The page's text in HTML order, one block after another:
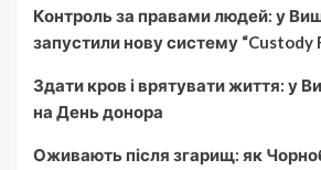
Контроль за правами людей: у
запустили нову систему “Custody
Здати кров і врятувати життя: у
на День донора
Оживають після згарищ: як